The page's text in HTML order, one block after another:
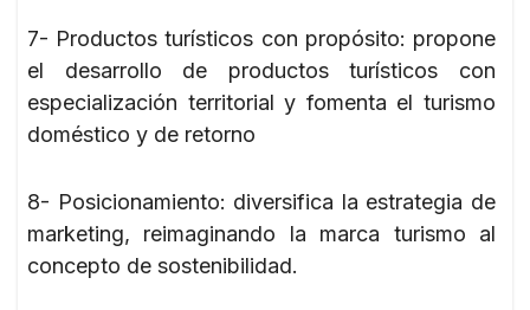
7- Productos turísticos con propósito: propone
el desarrollo de productos turísticos con
especialización territorial y fomenta el turismo
doméstico y de retorno
8- Posicionamiento: diversifica la estrategia de
marketing, reimaginando la marca turismo al
concepto de sostenibilidad.